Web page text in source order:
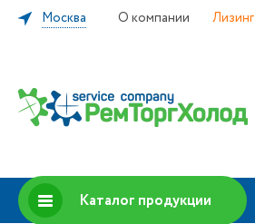
Москва О компании Лизинг
Каталог продукции